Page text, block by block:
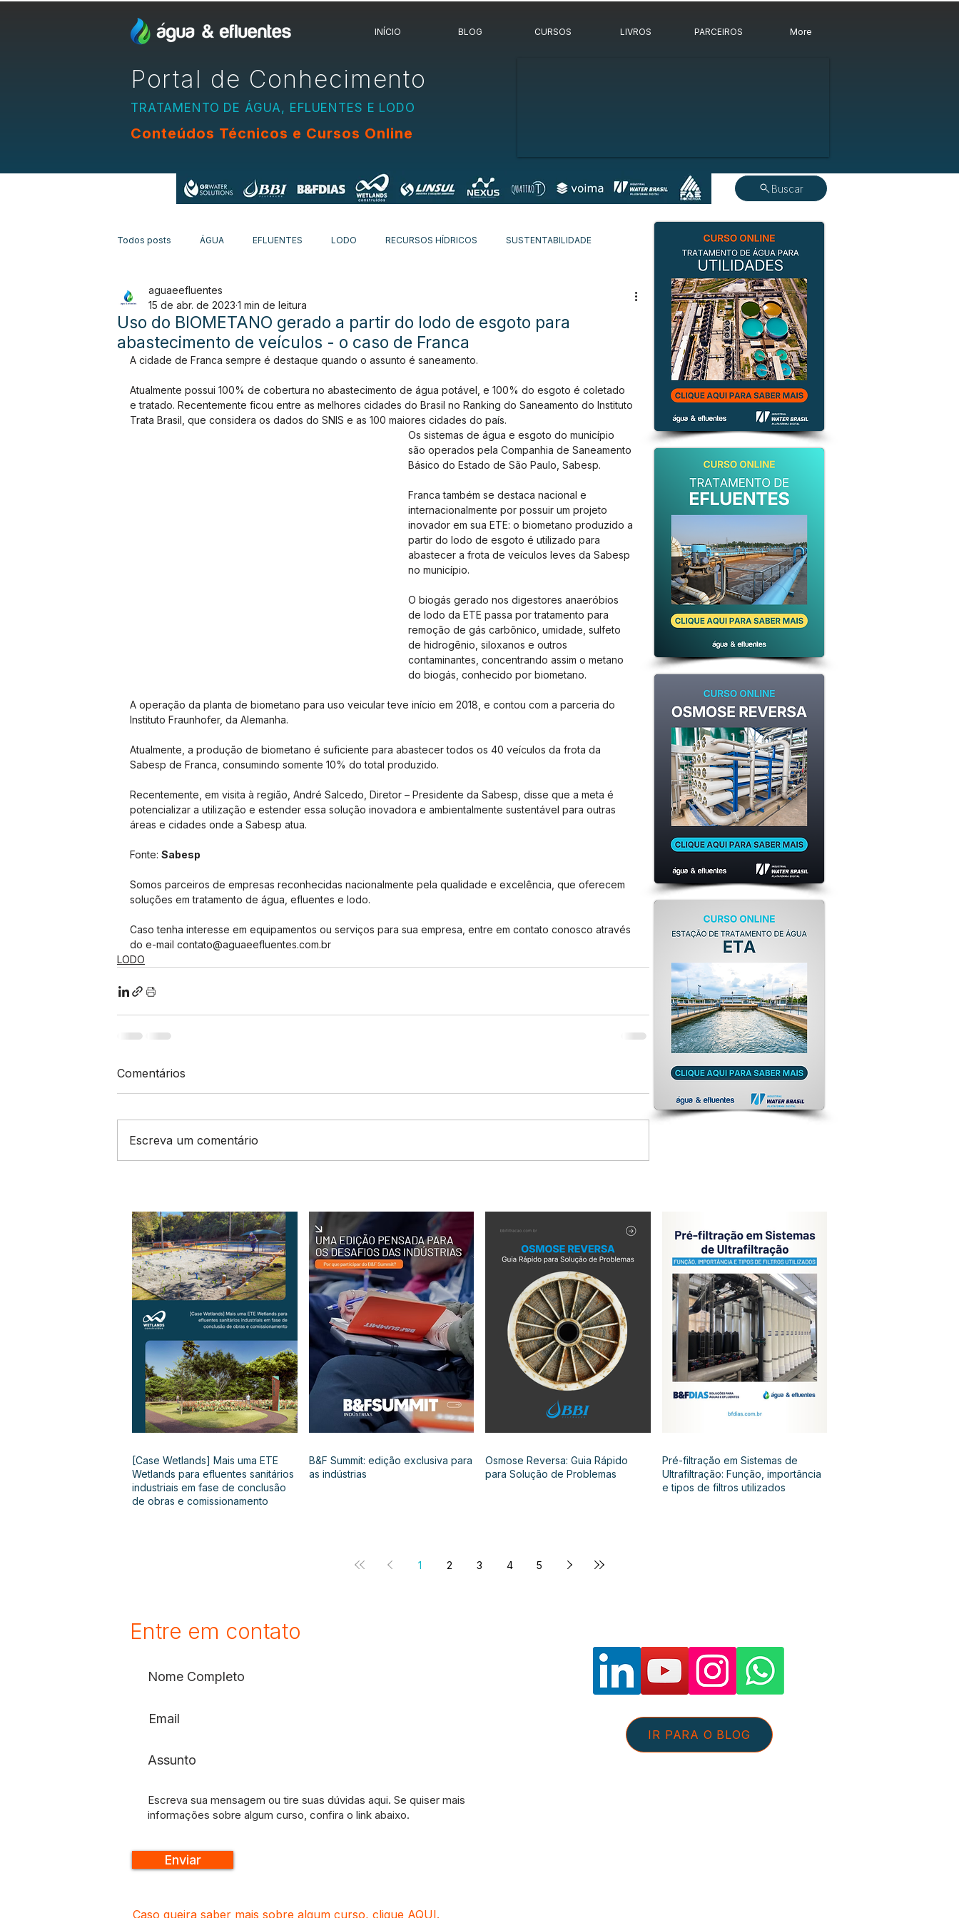
INÍCIO BLOG CURSOS LIVROS PARCEIROS More
Portal de Conhecimento
TRATAMENTO DE ÁGUA, EFLUENTES E LODO
Conteúdos Técnicos e Cursos Online
Buscar
Todos posts ÁGUA EFLUENTES LODO RECURSOS HÍDRICOS SUSTENTABILIDADE
EQUIPAMENTOS
Uso do BIOMETANO gerado a partir do lodo de esgoto para
abastecimento de veículos - o caso de Franca
aguaeefluentes
15 de abr. de 2023 1 min de leitura
A cidade de Franca sempre é destaque quando o assunto é saneamento.
Atualmente possui 100% de cobertura no abastecimento de água potável, e 100% do esgoto é coletado
e tratado. Recentemente ficou entre as melhores cidades do Brasil no Ranking do Saneamento do Instituto
Trata Brasil, que considera os dados do SNIS e as 100 maiores cidades do país.
Os sistemas de água e esgoto do município
são operados pela Companhia de Saneamento
Básico do Estado de São Paulo, Sabesp.
Franca também se destaca nacional e
internacionalmente por possuir um projeto
inovador em sua ETE: o biometano produzido a
partir do lodo de esgoto é utilizado para
abastecer a frota de veículos leves da Sabesp
no município.
O biogás gerado nos digestores anaeróbios
de lodo da ETE passa por tratamento para
remoção de gás carbônico, umidade, sulfeto
de hidrogênio, siloxanos e outros
contaminantes, concentrando assim o metano
do biogás, conhecido por biometano.
A operação da planta de biometano para uso veicular teve início em 2018, e contou com a parceria do
Instituto Fraunhofer, da Alemanha.
Atualmente, a produção de biometano é suficiente para abastecer todos os 40 veículos da frota da
Sabesp de Franca, consumindo somente 10% do total produzido.
Recentemente, em visita à região, André Salcedo, Diretor – Presidente da Sabesp, disse que a meta é
potencializar a utilização e estender essa solução inovadora e ambientalmente sustentável para outras
áreas e cidades onde a Sabesp atua.
Fonte: Sabesp
Somos parceiros de empresas reconhecidas nacionalmente pela qualidade e excelência, que oferecem
soluções em tratamento de água, efluentes e lodo.
Caso tenha interesse em equipamentos ou serviços para sua empresa, entre em contato conosco através
do e-mail contato@aguaeefluentes.com.br
LODO
Comentários
Escreva um comentário
[Case Wetlands] Mais uma ETE
Wetlands para efluentes sanitários
industriais em fase de conclusão
de obras e comissionamento
B&F Summit: edição exclusiva para
as indústrias
Osmose Reversa: Guia Rápido
para Solução de Problemas
Pré-filtração em Sistemas de
Ultrafiltração: Função, importância
e tipos de filtros utilizados
1 2 3 4 5
Entre em contato
Enviar
Caso queira saber mais sobre algum curso, clique AQUI.
IR PARA O BLOG